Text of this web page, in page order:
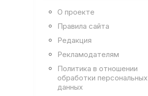
О проекте
Правила сайта
Редакция
Рекламодателям
Политика в отношении
обработки персональных
данных